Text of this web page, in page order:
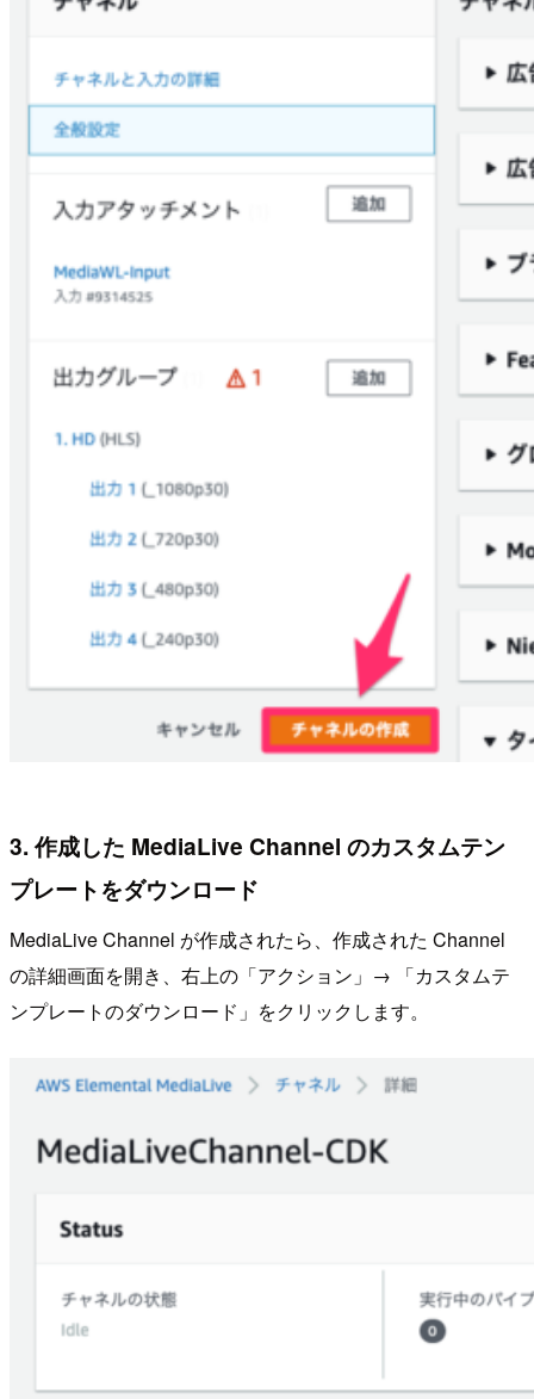
3. 作成した MediaLive Channel のカスタムテン
プレートをダウンロード
MediaLive Channel が作成されたら、作成された Channel
の詳細画面を開き、右上の「アクション」→ 「カスタムテ
ンプレートのダウンロード」をクリックします。